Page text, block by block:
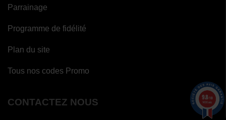
Parrainage
Programme de fidélité
Plan du site
Tous nos codes Promo
CONTACTEZ NOUS 9.8/10
1490 avis